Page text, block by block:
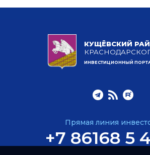
КУЩЁВСКИЙ
ИНВЕСТИЦИОННЫЙ
Прямая линия
+7 86168 5